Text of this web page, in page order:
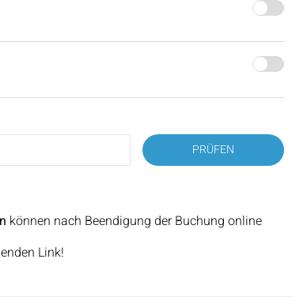
PRÜFEN
können nach Beendigung der Buchung online
Link!